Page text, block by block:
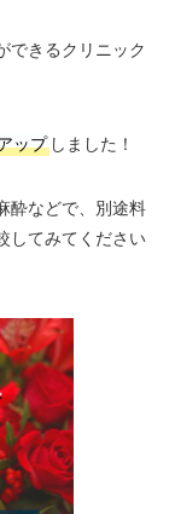
できるクリニック
ップしました！
酔などで、別途料
してみてください